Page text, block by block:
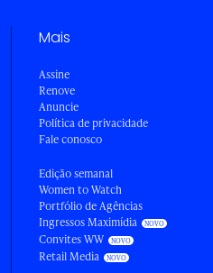
Mais
Assine
Renove
Anuncie
Política de privacidade
Fale conosco
Edição semanal
Women to Watch
Portfólio de Agências
Ingressos Maximídia
Convites WW
Retail Media